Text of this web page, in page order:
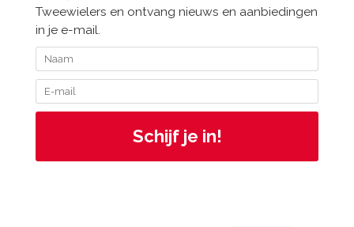
Tweewielers en ontvang nieuws en aanbiedingen
in je e-mail.